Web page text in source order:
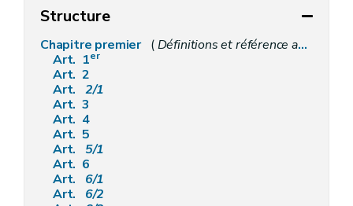
Structure
Chapitre premier (Définitions et référence au Règlement européen général d'exemption par catégorie
Art. 1er
Art. 2
Art. 2/1
Art. 3
Art. 4
Art. 5
Art.
5/1
Art. 6
Art.
6/1
Art.
6/2